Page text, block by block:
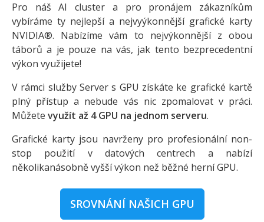
Pro náš AI cluster a pro pronájem zákazníkům
vybíráme ty nejlepší a nejvyýkonnější grafické karty
NVIDIA®. Nabízíme vám to nejvýkonnější z obou
táborů a je pouze na vás, jak tento bezprecedentní
výkon využijete!
V rámci služby Server s GPU získáte ke grafické kartě
plný přístup a nebude vás nic zpomalovat v práci.
Můžete využít až 4 GPU na jednom serveru.
Grafické karty jsou navrženy pro profesionální non-
stop použití v datových centrech a nabízí
několikanásobně vyšší výkon než běžné herní GPU.
SROVNÁNÍ NAŠICH GPU